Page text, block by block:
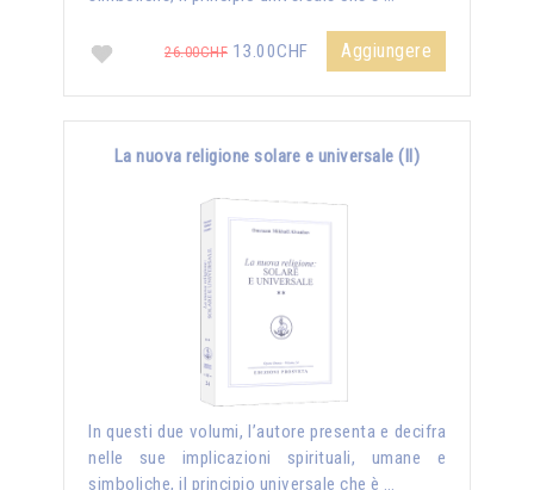
26.00CHF 13.00CHF Aggiungere
La nuova religione solare e universale (II)
In questi due volumi, l’autore presenta e decifra
nelle sue implicazioni spirituali, umane e
simboliche, il principio universale che è …